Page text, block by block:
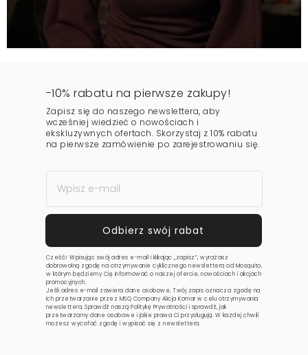
-10% rabatu na pierwsze zakupy!
Zapisz się do naszego newslettera, aby
wcześniej wiedzieć o nowościach i
ekskluzywnych ofertach. Skorzystaj z 10% rabatu
na pierwsze zamówienie po zarejestrowaniu się.
Cześć! Wpisując swój adres e-mail i klikając „zapisz”, wyrażasz
dobrowolną zgodę na otrzymywanie cyklicznego newslettera od Mosquito,
w którym będziemy Cię informować o naszej ofercie, nowościach i akcjach
promocyjnych.
Jeśli adres e-mail zawiera dane osobowe, Twój zapis oznacza zgodę na
ich przetwarzanie przez MSQ Company Alicja Komar w celu otrzymywania
newslettera. Sprawdź naszą Politykę Prywatnościi sprawdź, jak
przetwarzamy dane osobowe i jakie prawa Ci przysługują. W każdej chwili
możesz wycofać zgodę i wypisać się z newslettera.